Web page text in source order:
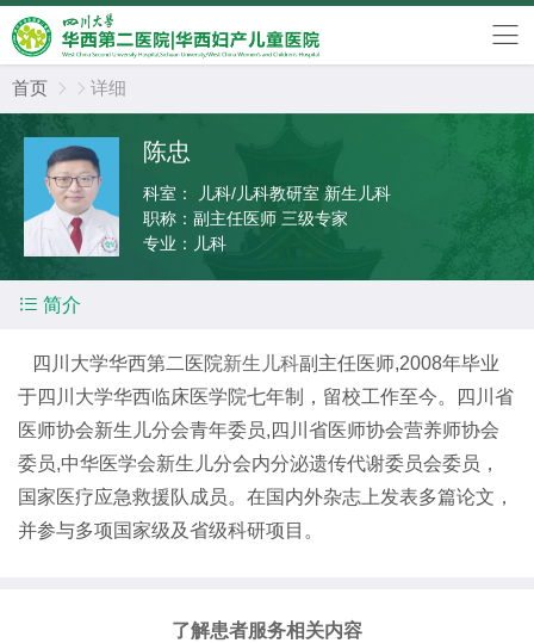
首页   详细
陈忠
科室：
儿科/儿科教研室 新生儿科
职称： 副主任医师 三级专家
专业： 儿科
 简介
四川大学华西第二医院新生儿科副主任医师,2008年毕业
于四川大学华西临床医学院七年制，留校工作至今。四川省
医师协会新生儿分会青年委员,四川省医师协会营养师协会
委员,中华医学会新生儿分会内分泌遗传代谢委员会委员，
国家医疗应急救援队成员。在国内外杂志上发表多篇论文，
并参与多项国家级及省级科研项目。
了解患者服务相关内容